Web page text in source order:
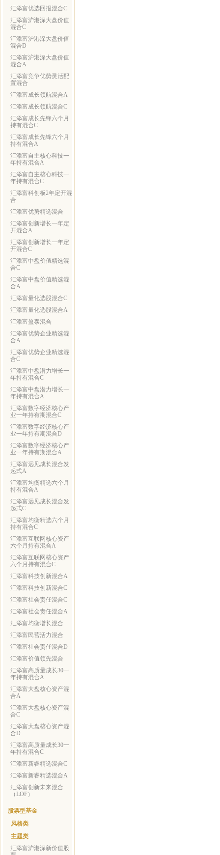
汇添富优选回报混合C
汇添富沪港深大盘价值
混合C
汇添富沪港深大盘价值
混合D
汇添富沪港深大盘价值
混合A
汇添富竞争优势灵活配
置混合
汇添富成长领航混合A
汇添富成长领航混合C
汇添富成长先锋六个月
持有混合C
汇添富成长先锋六个月
持有混合A
汇添富自主核心科技一
年持有混合A
汇添富自主核心科技一
年持有混合C
汇添富科创板2年定开混
合
汇添富优势精选混合
汇添富创新增长一年定
开混合A
汇添富创新增长一年定
开混合C
汇添富中盘价值精选混
合C
汇添富中盘价值精选混
合A
汇添富量化选股混合C
汇添富量化选股混合A
汇添富盈泰混合
汇添富优势企业精选混
合A
汇添富优势企业精选混
合C
汇添富中盘潜力增长一
年持有混合C
汇添富中盘潜力增长一
年持有混合A
汇添富数字经济核心产
业一年持有期混合C
汇添富数字经济核心产
业一年持有期混合D
汇添富数字经济核心产
业一年持有期混合A
汇添富远见成长混合发
起式A
汇添富均衡精选六个月
持有混合A
汇添富远见成长混合发
起式C
汇添富均衡精选六个月
持有混合C
汇添富互联网核心资产
六个月持有混合A
汇添富互联网核心资产
六个月持有混合C
汇添富科技创新混合A
汇添富科技创新混合C
汇添富社会责任混合C
汇添富社会责任混合A
汇添富均衡增长混合
汇添富民营活力混合
汇添富社会责任混合D
汇添富价值领先混合
汇添富高质量成长30一
年持有混合A
汇添富大盘核心资产混
合A
汇添富大盘核心资产混
合C
汇添富大盘核心资产混
合D
汇添富高质量成长30一
年持有混合C
汇添富新睿精选混合C
汇添富新睿精选混合A
汇添富创新未来混合
（LOF）
股票型基金
风格类
主题类
汇添富沪港深新价值股